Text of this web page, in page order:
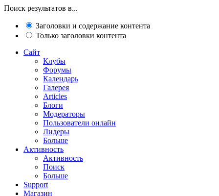
Поиск результатов в...
Заголовки и содержание контента
Только заголовки контента
Сайт
Клубы
Форумы
Календарь
Галерея
Articles
Блоги
Модераторы
Пользователи онлайн
Лидеры
Больше
Активность
Активность
Поиск
Больше
Support
Магазин